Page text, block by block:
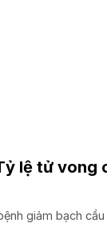
lệ tử vong
giảm bạch cầu